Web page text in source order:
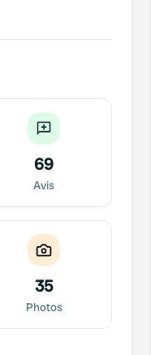
69
Avis
35
Photos